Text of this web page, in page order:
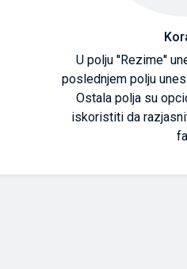
U polju ''Rezime''
poslednjem polju
Ostala polja su
iskoristiti da